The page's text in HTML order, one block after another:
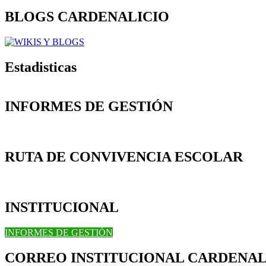
BLOGS CARDENALICIO
Estadisticas
INFORMES DE GESTIÓN
RUTA DE CONVIVENCIA ESCOLAR
INSTITUCIONAL
INFORMES DE GESTIÓN
CORREO INSTITUCIONAL